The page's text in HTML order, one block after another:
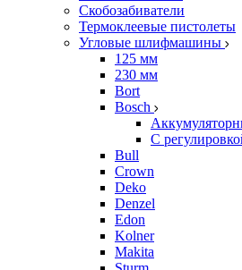
Скобозабиватели
Термоклеевые пистолеты
Угловые шлифмашины
125 мм
230 мм
Bort
Bosch
С
Bull
Crown
Deko
Denzel
Edon
Kolner
Makita